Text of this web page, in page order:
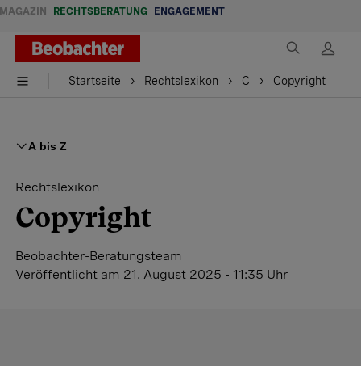
MAGAZIN RECHTSBERATUNG ENGAGEMENT
Startseite Rechtslexikon C Copyright
A bis Z
Rechtslexikon
Copyright
Beobachter-Beratungsteam
Veröffentlicht am 21. August 2025 - 11:35 Uhr